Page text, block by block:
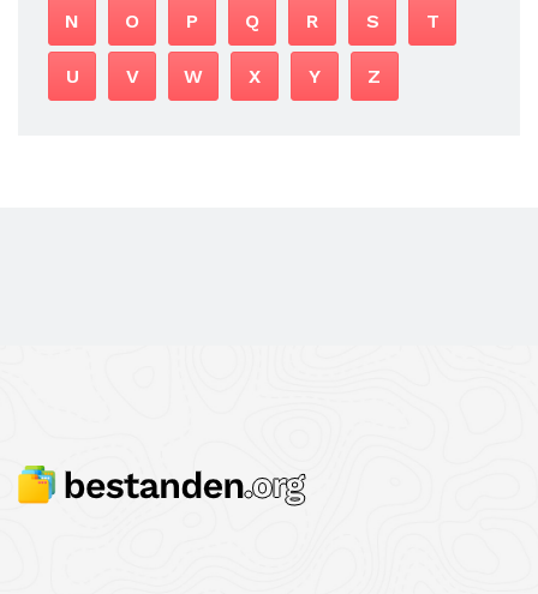
N O P Q R S T
U V W X Y Z